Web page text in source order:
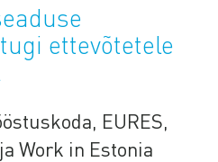
ettevõtetele
EURES,
Work in Estonia